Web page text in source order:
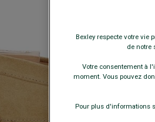
Bexley respecte votre vie
de notre
Votre consentement à
moment. Vous pouvez
Pour plus d'informations